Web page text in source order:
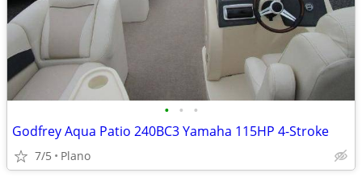
• • •
Godfrey Aqua Patio 240BC3 Yamaha 115HP 4-Stroke
7/5 Plano